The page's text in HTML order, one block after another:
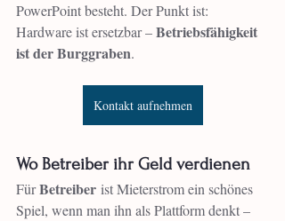
PowerPoint besteht. Der Punkt ist:
Hardware ist ersetzbar – Betriebsfähigkeit
ist der Burggraben.
Kontakt aufnehmen
Wo Betreiber ihr Geld verdienen
Für Betreiber ist Mieterstrom ein schönes
Spiel, wenn man ihn als Plattform denkt –